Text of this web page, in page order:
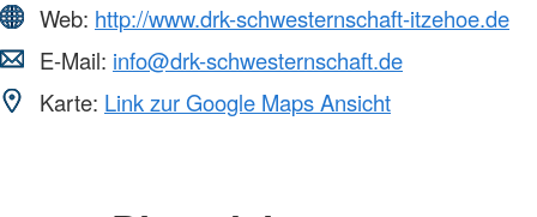
Web: http://www.drk-schwesternschaft-itzehoe.de
E-Mail: info@drk-schwesternschaft.de
Karte: Link zur Google Maps Ansicht